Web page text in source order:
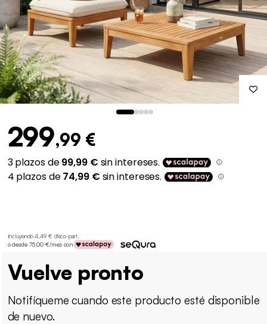
299,99 €
Incluyendo 4,49 € d'éco-part.
o desde 75,00 €/mes con
Vuelve pronto
Notifíqueme cuando este producto esté disponible
de nuevo.